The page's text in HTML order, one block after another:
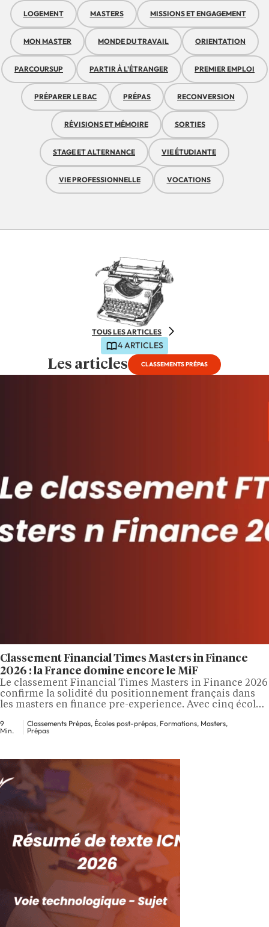
LOGEMENT MASTERS MISSIONS ET ENGAGEMENT
MON MASTER MONDE DU TRAVAIL ORIENTATION
PARCOURSUP PARTIR À L'ÉTRANGER PREMIER EMPLOI
PRÉPARER LE BAC PRÉPAS RECONVERSION
RÉVISIONS ET MÉMOIRE SORTIES
STAGE ET ALTERNANCE VIE ÉTUDIANTE
VIE PROFESSIONNELLE VOCATIONS
4 ARTICLES
Les articles CLASSEMENTS PRÉPAS
TOUS LES ARTICLES
Classement Financial Times Masters in Finance
2026 : la France domine encore le MiF
Le classement Financial Times Masters in Finance 2026
confirme la solidité du positionnement français dans
les masters en finance pre-experience. Avec cinq écoles
les plus performants de ce classement. Il ne s'agit plus
d'un bon millésime, mais d'une présence structurelle
9
Min.
Classements Prépas, Écoles post-prépas, Formations, Masters,
Prépas